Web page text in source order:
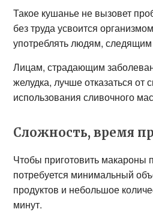
Такое кушанье не вызовет
без труда усвоится
употреблять людям,
Лицам, страдающим
желудка, лучше отказаться от
использования сливочного
Сложность, время
Чтобы приготовить макароны
потребуется минимальный
продуктов и небольшое
минут.